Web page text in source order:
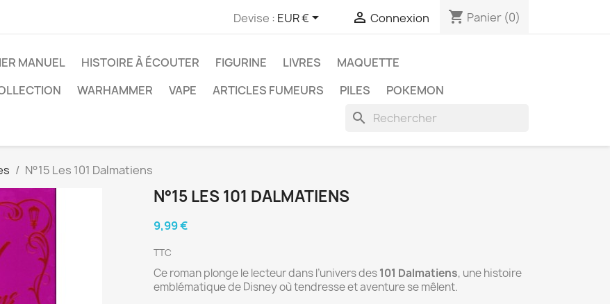
Devise : EUR €  Connexion shopping_cart Panier (0)
MANUEL HISTOIRE À ÉCOUTER FIGURINE LIVRES
MAQUETTE
WARHAMMER VAPE ARTICLES FUMEURS PILES POKEMON
search
N°15 Les 101 Dalmatiens
N°15 LES 101 DALMATIENS
9,99 €
TTC
Ce roman plonge le lecteur dans l’univers des101 Dalmatiens, une histoire
emblématique de Disney où tendresse et aventure se mêlent.